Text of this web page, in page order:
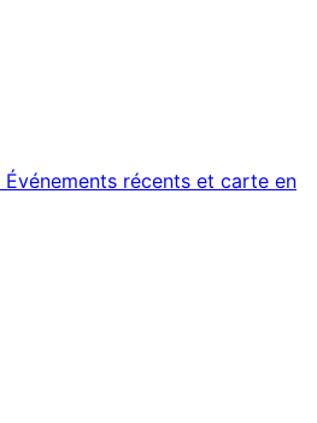
Événements récents et carte en